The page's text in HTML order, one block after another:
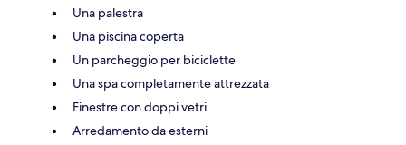
Una palestra
Una piscina coperta
Un parcheggio per biciclette
Una spa completamente attrezzata
Finestre con doppi vetri
Arredamento da esterni